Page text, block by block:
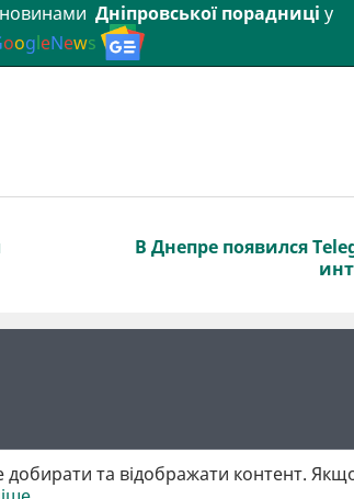
новинами Дніпровської порадниці у
oogleNews
В Днепре появился
обов'язкове активне гіперпосилання у
та відображати контент.